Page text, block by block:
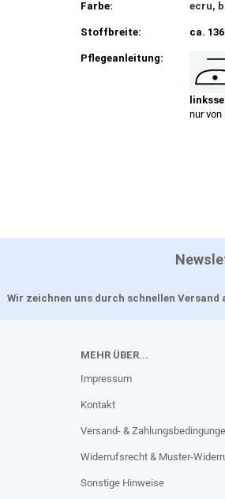
Farbe: ecru,
Stoffbreite: ca.
Pflegeanleitung:
nur
Wir zeichnen uns durch schnellen Versand
MEHR ÜBER...
Impressum
Kontakt
Versand- &
Widerrufsrecht & Muster-
Sonstige Hinweise